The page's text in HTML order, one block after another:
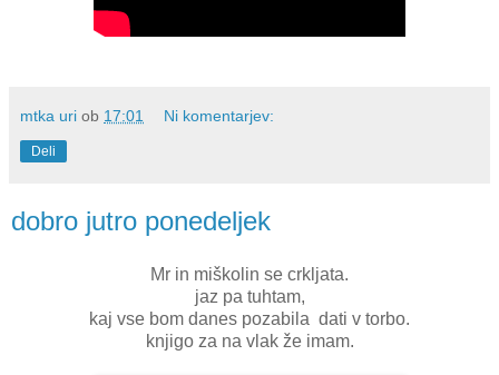
mtka uri ob 17:01 Ni komentarjev:
Deli
dobro jutro ponedeljek
Mr in miškolin se crkljata.
jaz pa tuhtam,
kaj vse bom danes pozabila dati v torbo.
knjigo za na vlak že imam.